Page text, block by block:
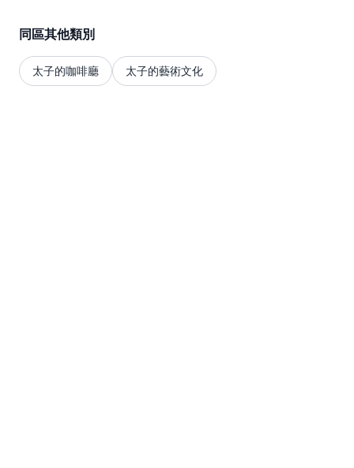
同區其他類別
太子的咖啡廳 太子的藝術文化